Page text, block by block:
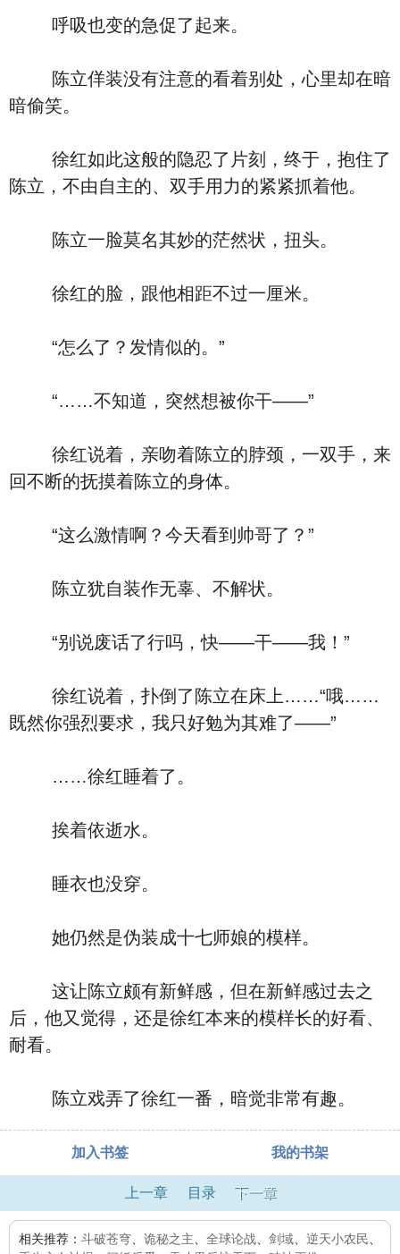
呼吸也变的急促了起来。
陈立佯装没有注意的看着别处，心里却在暗
暗偷笑。
徐红如此这般的隐忍了片刻，终于，抱住了
陈立，不由自主的、双手用力的紧紧抓着他。
陈立一脸莫名其妙的茫然状，扭头。
徐红的脸，跟他相距不过一厘米。
“怎么了？发情似的。”
“……不知道，突然想被你干――”
徐红说着，亲吻着陈立的脖颈，一双手，来
回不断的抚摸着陈立的身体。
“这么激情啊？今天看到帅哥了？”
陈立犹自装作无辜、不解状。
“别说废话了行吗，快――干――我！”
徐红说着，扑倒了陈立在床上……“哦……
既然你强烈要求，我只好勉为其难了――”
……徐红睡着了。
挨着依逝水。
睡衣也没穿。
她仍然是伪装成十七师娘的模样。
这让陈立颇有新鲜感，但在新鲜感过去之
后，他又觉得，还是徐红本来的模样长的好看、
耐看。
陈立戏弄了徐红一番，暗觉非常有趣。
加入书签 我的书架
上一章 目录 下一章
相关推荐： 斗破苍穹 诡秘之主 全球论战 剑域 逆天小农民